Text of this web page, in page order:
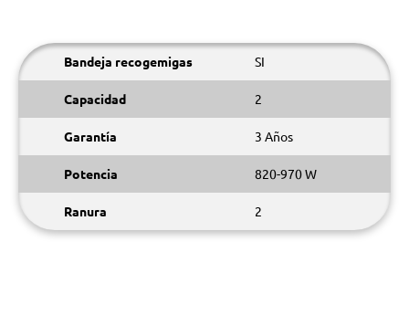
Bandeja recogemigas SI
Capacidad 2
Garantía 3 Años
Potencia 820-970 W
Ranura 2